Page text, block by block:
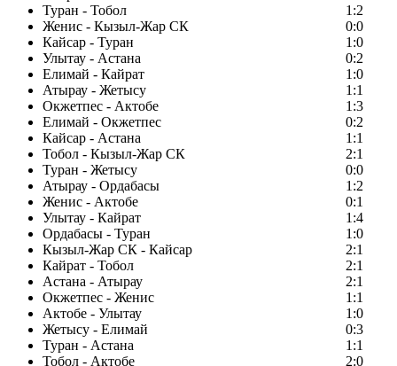
Туран - Тобол
1:2
Женис - Кызыл-Жар СК
0:0
Кайсар - Туран
1:0
Улытау - Астана
0:2
Елимай - Кайрат
1:0
Атырау - Жетысу
1:1
Окжетпес - Актобе
1:3
Елимай - Окжетпес
0:2
Кайсар - Астана
1:1
Тобол - Кызыл-Жар СК
2:1
Туран - Жетысу
0:0
Атырау - Ордабасы
1:2
Женис - Актобе
0:1
Улытау - Кайрат
1:4
Ордабасы - Туран
1:0
Кызыл-Жар СК - Кайсар
2:1
Кайрат - Тобол
2:1
Астана - Атырау
2:1
Окжетпес - Женис
1:1
Актобе - Улытау
1:0
Жетысу - Елимай
0:3
Туран - Астана
1:1
Тобол - Актобе
2:0